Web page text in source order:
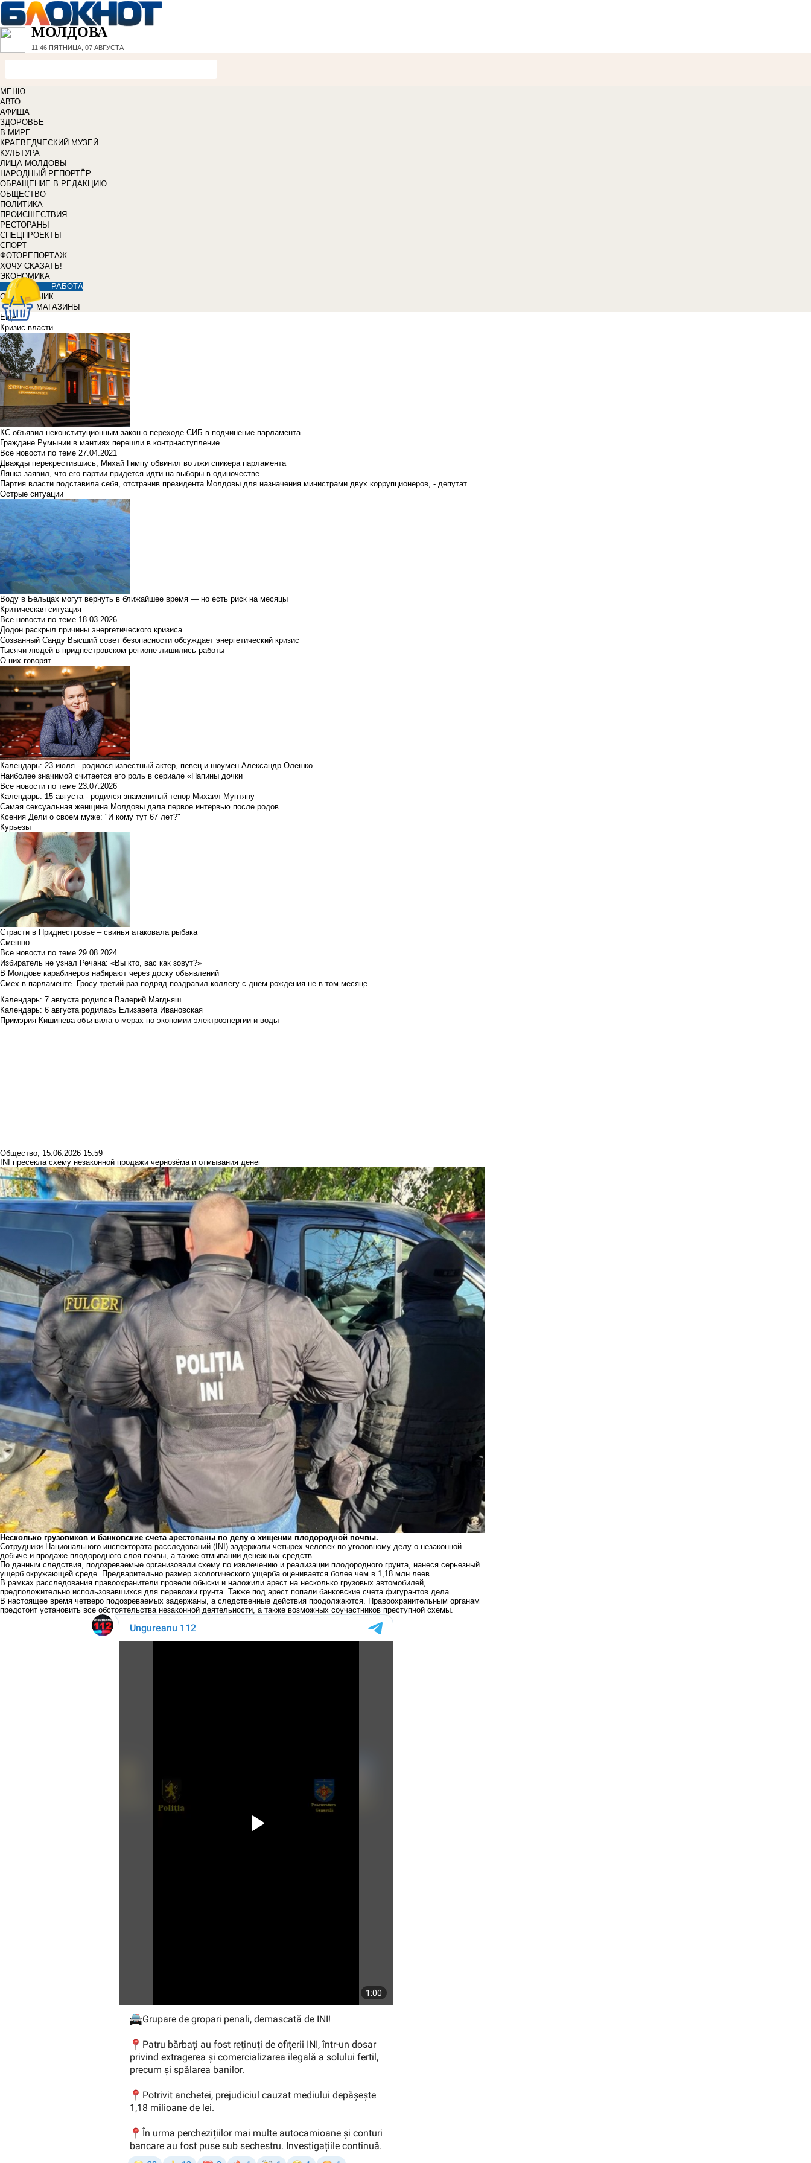
МОЛДОВА
11:46 ПЯТНИЦА, 07 АВГУСТА
МЕНЮ
АВТО
АФИША
ЗДОРОВЬЕ
В МИРЕ
КРАЕВЕДЧЕСКИЙ МУЗЕЙ
КУЛЬТУРА
ЛИЦА МОЛДОВЫ
НАРОДНЫЙ РЕПОРТЁР
ОБРАЩЕНИЕ В РЕДАКЦИЮ
ОБЩЕСТВО
ПОЛИТИКА
ПРОИСШЕСТВИЯ
РЕСТОРАНЫ
СПЕЦПРОЕКТЫ
СПОРТ
ФОТОРЕПОРТАЖ
ХОЧУ СКАЗАТЬ!
ЭКОНОМИКА
РАБОТА
СПРАВОЧНИК
МАГАЗИНЫ
Еще
Кризис власти
КС объявил неконституционным закон о переходе СИБ в подчинение парламента
Граждане Румынии в мантиях перешли в контрнаступление
Все новости по теме 27.04.2021
Дважды перекрестившись, Михай Гимпу обвинил во лжи спикера парламента
Лянкэ заявил, что его партии придется идти на выборы в одиночестве
Партия власти подставила себя, отстранив президента Молдовы для назначения министрами двух коррупционеров, - депутат
Острые ситуации
Воду в Бельцах могут вернуть в ближайшее время — но есть риск на месяцы
Критическая ситуация
Все новости по теме 18.03.2026
Додон раскрыл причины энергетического кризиса
Созванный Санду Высший совет безопасности обсуждает энергетический кризис
Тысячи людей в приднестровском регионе лишились работы
О них говорят
Календарь: 23 июля - родился известный актер, певец и шоумен Александр Олешко
Наиболее значимой считается его роль в сериале «Папины дочки
Все новости по теме 23.07.2026
Календарь: 15 августа - родился знаменитый тенор Михаил Мунтяну
Самая сексуальная женщина Молдовы дала первое интервью после родов
Ксения Дели о своем муже: "И кому тут 67 лет?"
Курьезы
Страсти в Приднестровье – свинья атаковала рыбака
Смешно
Все новости по теме 29.08.2024
Избиратель не узнал Речана: «Вы кто, вас как зовут?»
В Молдове карабинеров набирают через доску объявлений
Смех в парламенте. Гросу третий раз подряд поздравил коллегу с днем рождения не в том месяце
Календарь: 7 августа родился Валерий Магдьяш
Календарь: 6 августа родилась Елизавета Ивановская
Примэрия Кишинева объявила о мерах по экономии электроэнергии и воды
Общество, 15.06.2026 15:59
INI пресекла схему незаконной продажи чернозёма и отмывания денег
Несколько грузовиков и банковские счета арестованы по делу о хищении плодородной почвы.
Сотрудники Национального инспектората расследований (INI) задержали четырех человек по уголовному делу о незаконной
добыче и продаже плодородного слоя почвы, а также отмывании денежных средств.
По данным следствия, подозреваемые организовали схему по извлечению и реализации плодородного грунта, нанеся серьезный
ущерб окружающей среде. Предварительно размер экологического ущерба оценивается более чем в 1,18 млн леев.
В рамках расследования правоохранители провели обыски и наложили арест на несколько грузовых автомобилей,
предположительно использовавшихся для перевозки грунта. Также под арест попали банковские счета фигурантов дела.
В настоящее время четверо подозреваемых задержаны, а следственные действия продолжаются. Правоохранительным органам
предстоит установить все обстоятельства незаконной деятельности, а также возможных соучастников преступной схемы.